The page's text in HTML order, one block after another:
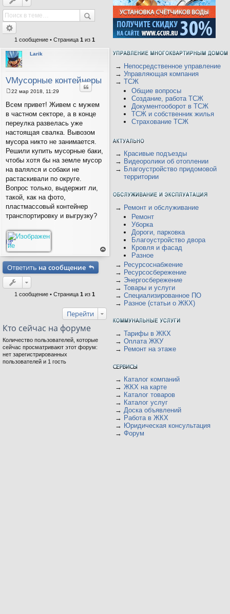
1 сообщение • Страница 1 из 1
Larik
VМусорные контейнеры
Цитата
о
б
е
н
е
22 мар 2018, 11:29
Всем привет! Живем с мужем
в частном секторе, а в конце
переулка развелась уже
настоящая свалка. Вывозом
мусора никто не занимается.
Решили купить мусорные баки,
чтобы хотя бы на земле мусор
на валялся и собаки не
растаскивали по округе.
Вопрос только, выдержит ли,
такой, как на фото,
пластмассовый контейнер
транспортировку и выгрузку?
Ответить на сообщение
1 сообщение • Страница 1 из 1
Перейти
Кто сейчас на форуме
Количество пользователей, которые
сейчас просматривают этот форум:
нет зарегистрированных
пользователей и 1 гость
→ Непосредственное управление
→ Управляющая компания
→ ТСЖ
Общие вопросы
Создание, работа ТСЖ
Документооборот в ТСЖ
ТСЖ и собственник жилья
Страхование ТСЖ
→ Красивые подъезды
→ Видеоролики об отоплении
→ Благоустройство придомовой
территории
→ Ремонт и обслуживание
Ремонт
Уборка
Дороги, парковка
Благоустройство двора
Кровля и фасад
Разное
→ Ресурсоснабжение
→ Ресурсосбережение
→ Энергосбережение
→ Товары и услуги
→ Специализированное ПО
→ Разное (статьи о ЖКХ)
→ Тарифы в ЖКХ
→ Оплата ЖКУ
→ Ремонт на этаже
→ Каталог компаний
→ ЖКХ на карте
→ Каталог товаров
→ Каталог услуг
→ Доска объявлений
→ Работа в ЖКХ
→ Юридическая консультация
→ Форум